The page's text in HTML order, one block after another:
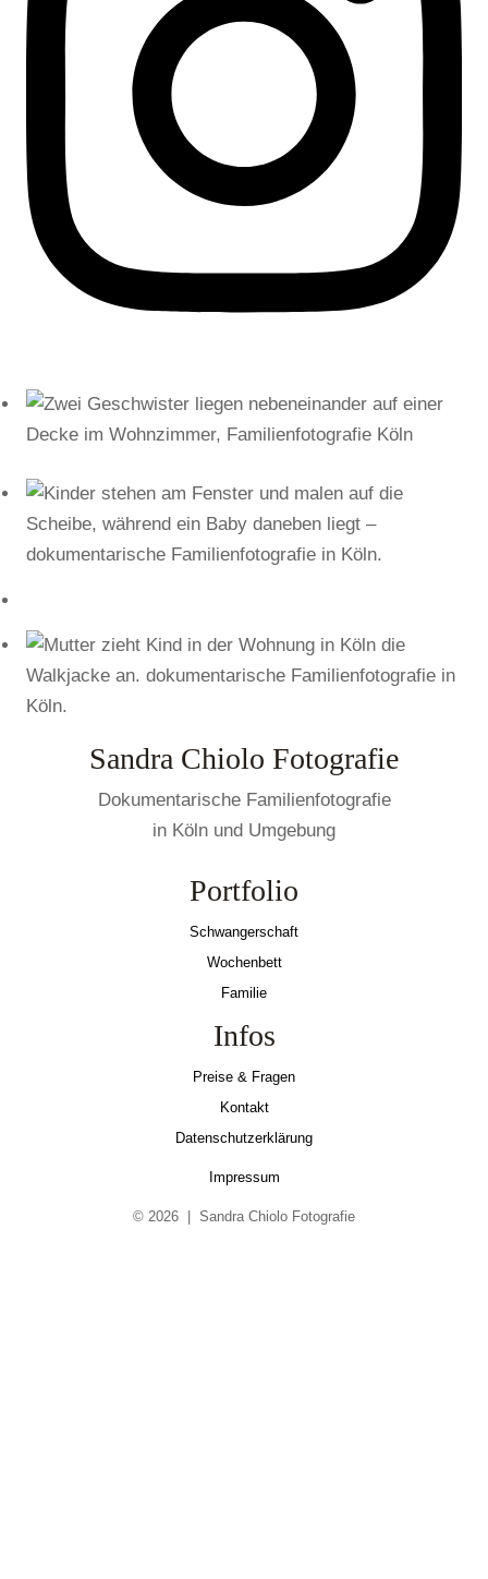
Sandra Chiolo Fotografie
Dokumentarische Familienfotografie
in Köln und Umgebung
Portfolio
Schwangerschaft
Wochenbett
Familie
Infos
Preise & Fragen
Kontakt
Datenschutzerklärung
Impressum
© 2026 | Sandra Chiolo Fotografie